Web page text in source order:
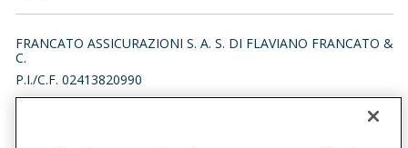
FRANCATO ASSICURAZIONI S. A. S. DI FLAVIANO FRANCATO &
C.
P.I./C.F. 02413820990
VIA FEDERICO DELPINO 13/4, 16043 CHIAVARI (GE)